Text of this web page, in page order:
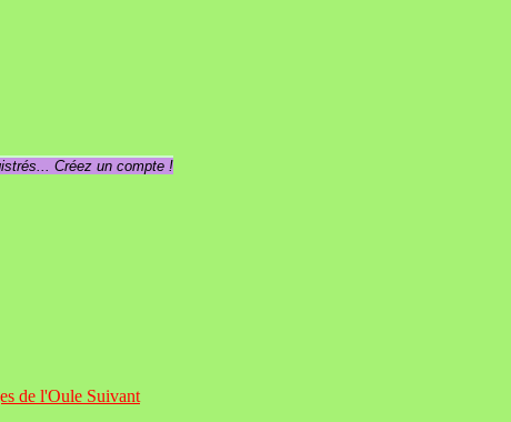
Créez un compte !
de l'Oule Suivant